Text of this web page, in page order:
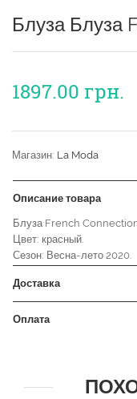
Блуза Блуза
1897.00 грн.
Магазин: La Moda
Описание товара
Блуза French
Цвет: красный.
Сезон: Весна-лето 2020.
Доставка
Оплата